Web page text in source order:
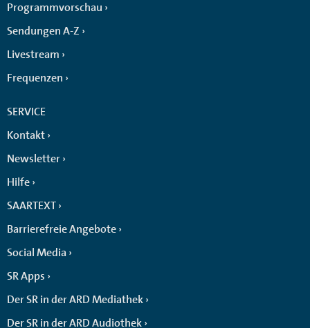
Programmvorschau
Sendungen A-Z
Livestream
Frequenzen
SERVICE
Kontakt
Newsletter
Hilfe
SAARTEXT
Barrierefreie Angebote
Social Media
SR Apps
Der SR in der ARD Mediathek
Der SR in der ARD Audiothek